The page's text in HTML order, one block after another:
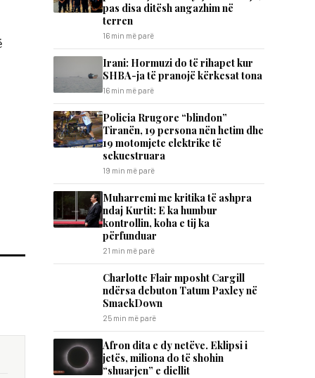
pas disa ditësh angazhim në
terren
16 min më parë
Irani: Hormuzi do të rihapet kur
SHBA-ja të pranojë kërkesat tona
16 min më parë
Policia Rrugore “blindon”
Tiranën, 19 persona nën hetim dhe
19 motomjete elektrike të
sekuestruara
19 min më parë
Muharremi me kritika të ashpra
ndaj Kurtit: E ka humbur
kontrollin, koha e tij ka
përfunduar
21 min më parë
Charlotte Flair mposht Cargill
ndërsa debuton Tatum Paxley në
SmackDown
25 min më parë
Afron dita e dy netëve. Eklipsi i
jetës, miliona do të shohin
“shuarjen” e diellit